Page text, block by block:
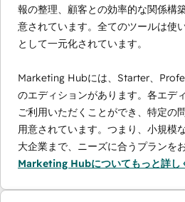
報の整理、顧客との効率的な関係構
意されています。全てのツールは使
として一元化されています。
Marketing Hubには、Starter、
のエディションがあります。各エデ
ご利用いただくことができ、特定の
用意されています。つまり、小規模
大企業まで、ニーズに合うプランを
Marketing Hubについてもっと詳し